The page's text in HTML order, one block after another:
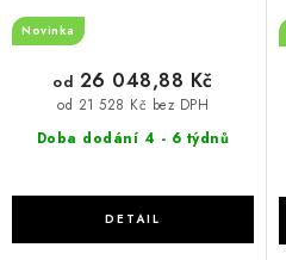
Novinka
Doba dodání 4 - 6 týdnů
od 21 528 Kč bez DPH
od 26 048,88 Kč